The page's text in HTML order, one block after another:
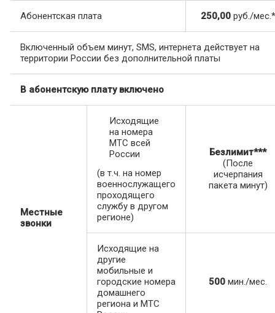
Абонентская плата 250,00руб./мес.*
Включенный объем минут, SMS, интернета действует на
территории России без дополнительной платы
В абонентскую плату включено
Местные
звонки
Исходящие
на номера
МТС всей
России
(в т.ч. на номер
военнослужащего
проходящего
службу в другом
регионе)
Безлимит***
(После
исчерпания
пакета минут)
Исходящие на
другие
мобильные и
городские номера
домашнего
региона и МТС
500 мин./мес.